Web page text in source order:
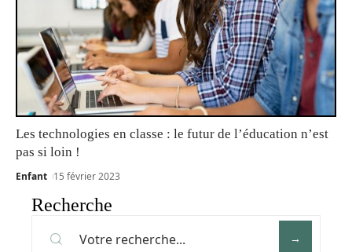
Les technologies en classe : le futur de l’éducation n’est
pas si loin !
Enfant 15 février 2023
Recherche